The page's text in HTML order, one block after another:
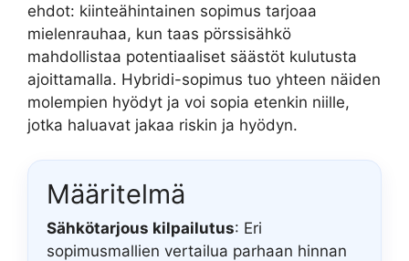
ehdot: kiinteähintainen sopimus tarjoaa
mielenrauhaa, kun taas pörssisähkö
mahdollistaa potentiaaliset säästöt kulutusta
ajoittamalla. Hybridi-sopimus tuo yhteen näiden
molempien hyödyt ja voi sopia etenkin niille,
jotka haluavat jakaa riskin ja hyödyn.
Määritelmä
Sähkötarjous kilpailutus: Eri
sopimusmallien vertailua parhaan hinnan